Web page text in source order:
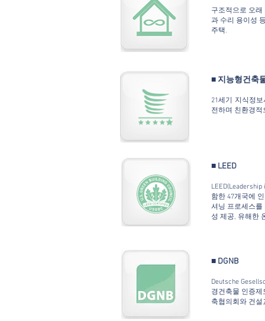
구조적으로 오
과 수리 용이성
주택.
■ 지능형건축
21세기 지식정
전하며 친환경
■ LEED
함한 47개국에
셔닝 프로세스를
성 제공, 유해한
■ DGNB
Deutsche
경건축물 인증제
축협의회와 건